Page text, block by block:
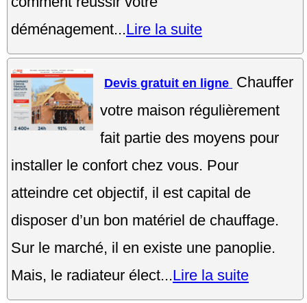
déménagement...Lire la suite
Devis gratuit en ligne Chauffer
votre maison régulièrement
fait partie des moyens pour
installer le confort chez vous. Pour
atteindre cet objectif, il est capital de
disposer d’un bon matériel de chauffage.
Sur le marché, il en existe une panoplie.
Mais, le radiateur élect...Lire la suite